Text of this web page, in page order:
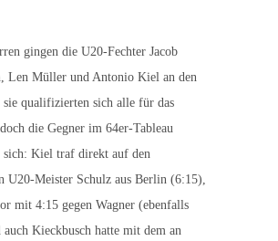
gingen die U20-Fechter Jacob
Len Müller und Antonio Kiel an den
sie qualifizierten sich alle für das
die Gegner im 64er-Tableau
sich: Kiel traf direkt auf den
U20-Meister Schulz aus Berlin (6:15),
mit 4:15 gegen Wagner (ebenfalls
Kieckbusch hatte mit dem an